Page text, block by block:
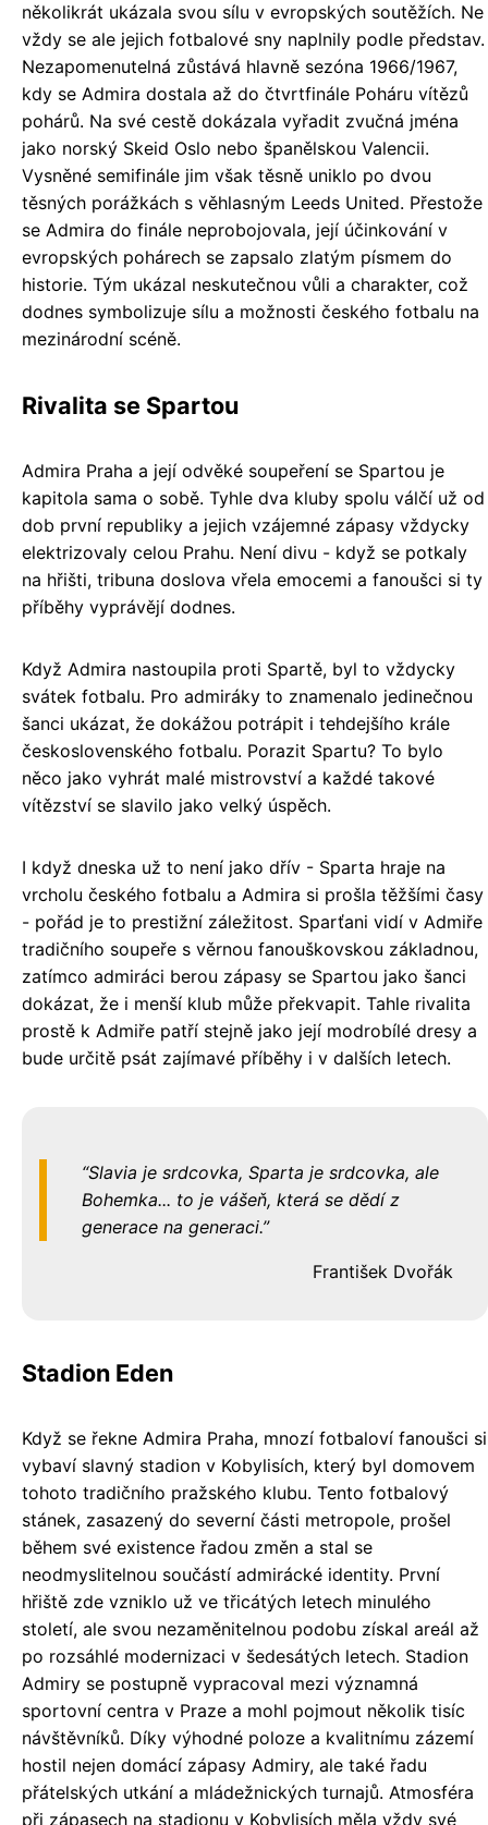
několikrát ukázala svou sílu v evropských soutěžích. Ne
vždy se ale jejich fotbalové sny naplnily podle představ.
Nezapomenutelná zůstává hlavně sezóna 1966/1967,
kdy se Admira dostala až do čtvrtfinále Poháru vítězů
pohárů. Na své cestě dokázala vyřadit zvučná jména
jako norský Skeid Oslo nebo španělskou Valencii.
Vysněné semifinále jim však těsně uniklo po dvou
těsných porážkách s věhlasným Leeds United. Přestože
se Admira do finále neprobojovala, její účinkování v
evropských pohárech se zapsalo zlatým písmem do
historie. Tým ukázal neskutečnou vůli a charakter, což
dodnes symbolizuje sílu a možnosti českého fotbalu na
mezinárodní scéně.
Rivalita se Spartou
Admira Praha a její odvěké soupeření se Spartou je
kapitola sama o sobě. Tyhle dva kluby spolu válčí už od
dob první republiky a jejich vzájemné zápasy vždycky
elektrizovaly celou Prahu. Není divu - když se potkaly
na hřišti, tribuna doslova vřela emocemi a fanoušci si ty
příběhy vyprávějí dodnes.
Když Admira nastoupila proti Spartě, byl to vždycky
svátek fotbalu. Pro admiráky to znamenalo jedinečnou
šanci ukázat, že dokážou potrápit i tehdejšího krále
československého fotbalu. Porazit Spartu? To bylo
něco jako vyhrát malé mistrovství a každé takové
vítězství se slavilo jako velký úspěch.
I když dneska už to není jako dřív - Sparta hraje na
vrcholu českého fotbalu a Admira si prošla těžšími časy
- pořád je to prestižní záležitost. Sparťani vidí v Admiře
tradičního soupeře s věrnou fanouškovskou základnou,
zatímco admiráci berou zápasy se Spartou jako šanci
dokázat, že i menší klub může překvapit. Tahle rivalita
prostě k Admiře patří stejně jako její modrobílé dresy a
bude určitě psát zajímavé příběhy i v dalších letech.
Slavia je srdcovka, Sparta je srdcovka, ale
Bohemka... to je vášeň, která se dědí z
generace na generaci.
František Dvořák
Stadion Eden
Když se řekne Admira Praha, mnozí fotbaloví fanoušci si
vybaví slavný stadion v Kobylisích, který byl domovem
tohoto tradičního pražského klubu. Tento fotbalový
stánek, zasazený do severní části metropole, prošel
během své existence řadou změn a stal se
neodmyslitelnou součástí admirácké identity. První
hřiště zde vzniklo už ve třicátých letech minulého
století, ale svou nezaměnitelnou podobu získal areál až
po rozsáhlé modernizaci v šedesátých letech. Stadion
Admiry se postupně vypracoval mezi významná
sportovní centra v Praze a mohl pojmout několik tisíc
návštěvníků. Díky výhodné poloze a kvalitnímu zázemí
hostil nejen domácí zápasy Admiry, ale také řadu
přátelských utkání a mládežnických turnajů. Atmosféra
při zápasech na stadionu v Kobylisích měla vždy své